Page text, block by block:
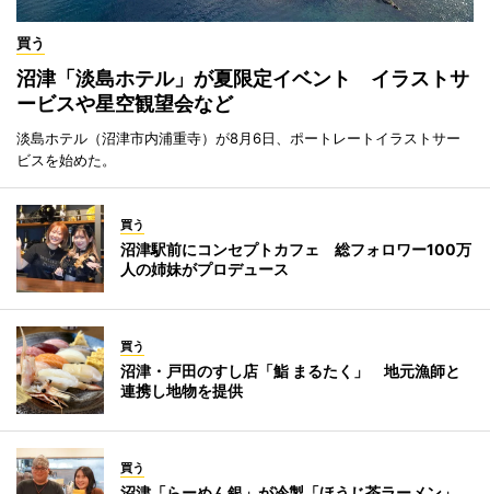
買う
沼津「淡島ホテル」が夏限定イベント イラストサ
ービスや星空観望会など
淡島ホテル（沼津市内浦重寺）が8月6日、ポートレートイラストサー
ビスを始めた。
買う
沼津駅前にコンセプトカフェ 総フォロワー100万
人の姉妹がプロデュース
買う
沼津・戸田のすし店「鮨 まるたく」 地元漁師と
連携し地物を提供
買う